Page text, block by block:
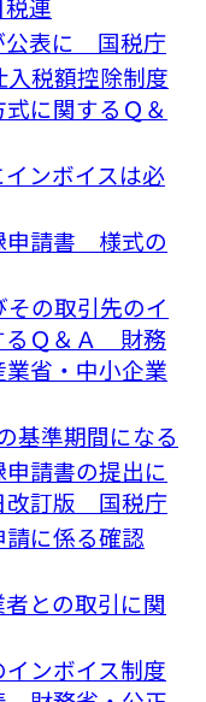
公表に 国税庁
税額控除制度
に関するＱ＆
ンボイスは必
申請書 様式の
の取引先のイ
るＱ＆Ａ 財務
省・中小企業
基準期間になる
請書の提出に
改訂版 国税庁
に係る確認
との取引に関
ンボイス制度